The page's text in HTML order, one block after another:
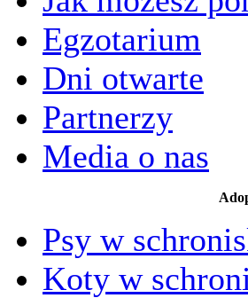
Egzotarium
Dni otwarte
Partnerzy
Media o nas
Psy w
Koty w